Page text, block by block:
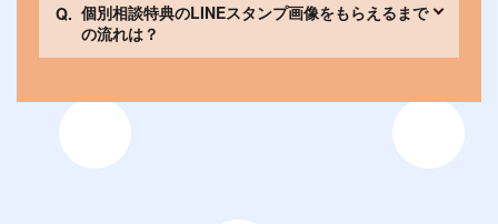
個別相談特典のLINEスタンプ画像をもらえるまで
の流れは？